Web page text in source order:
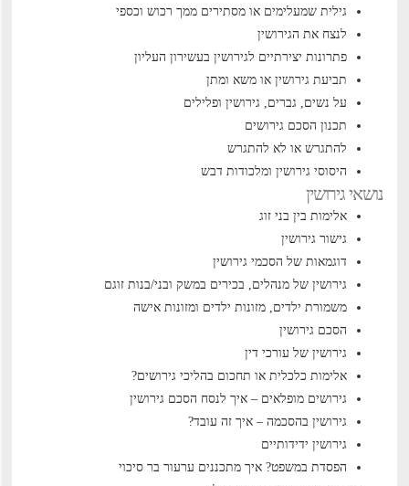
גילית שמעלימים או מסתירים ממך רכוש וכספי
לנצח את הגירושין
פתרונות יצירתיים לגירושין בעשירון העליון
תביעת גירושין או משא ומתן
על נשים, גברים, גירושין ופלילים
תכנון הסכם גירושים
להתגרש או לא להתגרש
היסוסי גירושין ומלכודות דבש
נושאי גירושין
אלימות בין בני זוג
גישור גירושין
דוגמאות של הסכמי גירושין
גירושין של מנהלים, בכירים במשק ובני/בנות זוגם
משמורת ילדים, מזונות ילדים ומזונות אישה
הסכם גירושין
גירושין של עורכי דין
אלימות כלכלית או תחכום בהליכי גירושים?
גירושים מופלאים – איך לנסח הסכם גירושין
גירושין בהסכמה – איך זה עובד?
גירושין ידידותיים
הפסדת במשפט? איך מתכננים ערעור בר סיכוי